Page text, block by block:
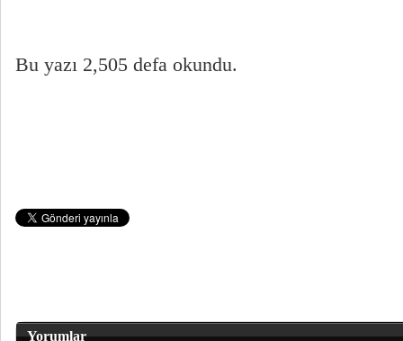
Bu yazı 2,505 defa okundu.
Yorumlar